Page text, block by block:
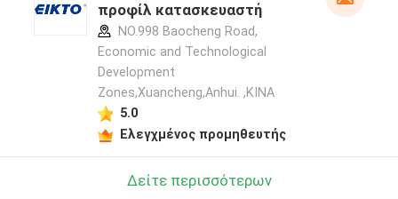
προφίλ κατασκευαστή
NO.998 Baocheng Road,
Economic and Technological
Development
Zones,Xuancheng,Anhui. ,ΚΙΝΑ
5.0
Ελεγχμένος προμηθευτής
Δείτε περισσότερων